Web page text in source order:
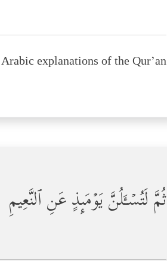
Arabic explanations of the Qur’an:
ثُمَّ لَتُسۡـَٔلُنَّ یَوۡمَىِٕذٍ عَنِ ٱلنَّعِیمِ